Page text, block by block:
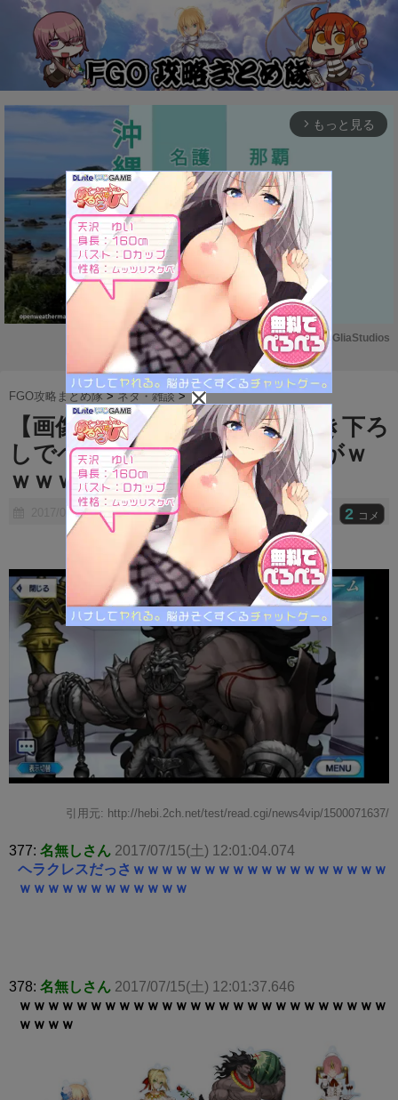
arrow_forward_ios もっと見る
M
u
t
e
Powered by GliaStudios
FGO攻略まとめ隊 >ネタ・雑談 >
【画像】FGOリアルイベの描き下ろ
しでヘラクレスがダサいんだがｗ
ｗｗｗｗｗ
2017/07/15 2 コメ
引用元: http://hebi.2ch.net/test/read.cgi/news4vip/1500071637/
377: 名無しさん 2017/07/15(土) 12:01:04.074
ヘラクレスだっさｗｗｗｗｗｗｗｗｗｗｗｗｗｗｗｗｗｗ
ｗｗｗｗｗｗｗｗｗｗｗｗ
378: 名無しさん 2017/07/15(土) 12:01:37.646
ｗｗｗｗｗｗｗｗｗｗｗｗｗｗｗｗｗｗｗｗｗｗｗｗｗｗ
ｗｗｗｗ